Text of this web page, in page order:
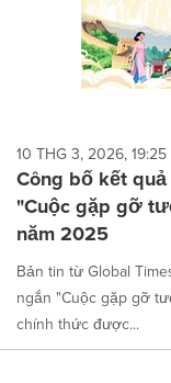
10 THG 3, 2026, 19:25
Công bố kết
"Cuộc gặp gỡ
năm 2025
Bản tin từ Global
ngắn "Cuộc gặp gỡ
chính thức được...